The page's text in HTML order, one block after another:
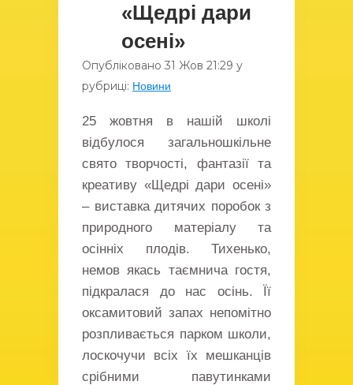
«Щедрі дари
осені»
Опубліковано 31 Жов 21:29 у
рубриці: Новини
25 жовтня в нашій школі
відбулося загальношкільне
свято творчості, фантазії та
креативу «Щедрі дари осені»
– виставка дитячих поробок з
природного матеріалу та
осінніх плодів. Тихенько,
немов якась таємнича гостя,
підкралася до нас осінь. Її
оксамитовий запах непомітно
розпливається парком школи,
лоскочучи всіх їх мешканців
срібними павутинками